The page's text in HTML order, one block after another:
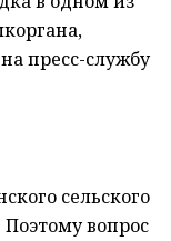
пресс-службу
сельского
Поэтому вопрос